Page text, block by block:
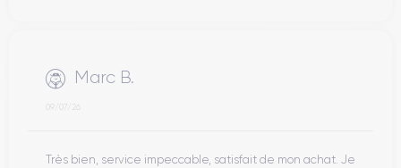
Marc B.
09/07/26
Très bien, service impeccable, satisfait de mon achat. Je